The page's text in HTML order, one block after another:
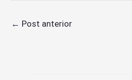
← Post anterior